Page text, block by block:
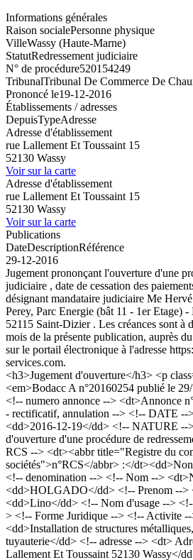
Informations générales
Raison socialePersonne physique
VilleWassy (Haute-Marne)
StatutRedressement judiciaire
N° de procédure520154249
TribunalTribunal De Commerce De
Prononcé le19-12-2016
Établissements / adresses
DepuisTypeAdresse
Adresse d'établissement
rue Lallement Et Toussaint 15
52130 Wassy
Voir sur la carte
Adresse d'établissement
rue Lallement Et Toussaint 15
52130 Wassy
Voir sur la carte
Publications
DateDescriptionRéférence
29-12-2016
Jugement prononçant l'ouverture d'une
judiciaire , date de cessation des
désignant mandataire judiciaire Me
Perey, Parc Energie (bât 11 - 1er Etage)
52115 Saint-Dizier . Les créances sont à
mois de la présente publication, auprès
sur le portail électronique à l'adresse
services.com.
<h3>Jugement d'ouverture</h3> <p
<em>Bodacc A n°20160254 publié le
<!-- numero annonce --> <dt>Annonce
- rectificatif, annulation --> <!-- DATE --
<dd>2016-12-19</dd> <!-- NATURE --
d'ouverture d'une procédure de
RCS --> <dt><abbr title="Registre du
sociétés">n°RCS</abbr> :</
<!-- denomination --> <!-- Nom -->
<dd>HOLGADO</dd> <!-- Prenom -->
<dd>Lino</dd> <!-- Nom d'usage -->
> <!-- Forme Juridique --> <!-- Activite
<dd>Installation de structures
tuyauterie</dd> <!-- adresse --> <dt>
Lallement Et Toussaint 52130 Wassy</